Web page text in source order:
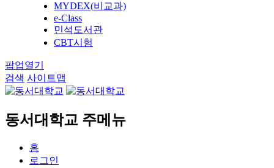
MYDEX(비교과)
e-Class
민석도서관
CBT시험
팝업열기
검색 사이트맵
동서대학교 주메뉴
홈
로그인